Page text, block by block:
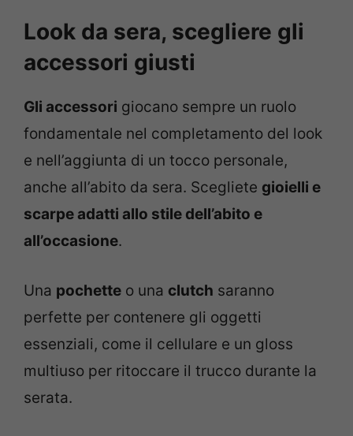
Look da sera, scegliere gli
accessori giusti
Gli accessori giocano sempre un ruolo
fondamentale nel completamento del look
e nell’aggiunta di un tocco personale,
anche all’abito da sera. Scegliete gioielli e
scarpe adatti allo stile dell’abito e
all’occasione.
Una pochette o una clutch saranno
perfette per contenere gli oggetti
essenziali, come il cellulare e un gloss
multiuso per ritoccare il trucco durante la
serata.